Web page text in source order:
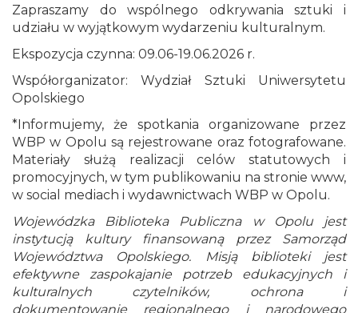
Zapraszamy do wspólnego odkrywania sztuki i
udziału w wyjątkowym wydarzeniu kulturalnym.
Ekspozycja czynna: 09.06-19.06.2026 r.
Współorganizator: Wydział Sztuki Uniwersytetu
Opolskiego
*Informujemy, że spotkania organizowane przez
WBP w Opolu są rejestrowane oraz fotografowane.
Materiały służą realizacji celów statutowych i
promocyjnych, w tym publikowaniu na stronie www,
w social mediach i wydawnictwach WBP w Opolu.
Wojewódzka Biblioteka Publiczna w Opolu jest
instytucją kultury finansowaną przez Samorząd
Województwa Opolskiego. Misją biblioteki jest
efektywne zaspokajanie potrzeb edukacyjnych i
kulturalnych czytelników, ochrona i
dokumentowanie regionalnego i narodowego